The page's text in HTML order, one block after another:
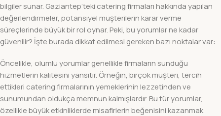
bilgiler sunar. Gaziantep’teki catering firmaları hakkında yapılan
değerlendirmeler, potansiyel müşterilerin karar verme
süreçlerinde büyük bir rol oynar. Peki, bu yorumlar ne kadar
güvenilir? İşte burada dikkat edilmesi gereken bazı noktalar var:
Öncelikle, olumlu yorumlar genellikle firmaların sunduğu
hizmetlerin kalitesini yansıtır. Örneğin, birçok müşteri, tercih
ettikleri catering firmalarının yemeklerinin lezzetinden ve
sunumundan oldukça memnun kalmışlardır. Bu tür yorumlar,
özellikle büyük etkinliklerde misafirlerin beğenisini kazanmak